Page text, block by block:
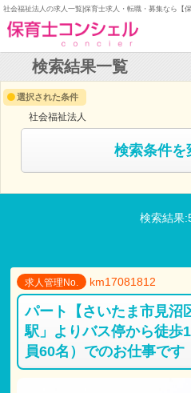
社会福祉法人の求人一覧|保育士求人・転職・募集なら【
検索結果一覧
選択された条件
社会福祉法人
検索条件を
検索結果
求人管理No. km17081812
パート【さいたま市見沼
駅」よりバス停から徒歩
員60名）でのお仕事です